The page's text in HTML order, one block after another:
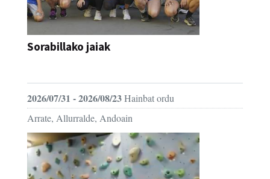
Sorabillako jaiak
2026/07/31 - 2026/08/23Hainbat ordu
Arrate, Allurralde, Andoain